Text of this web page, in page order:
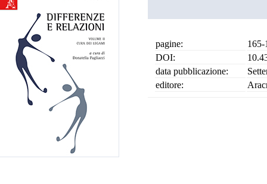
pagine:
165-
DOI:
data pubblicazione:
editore: